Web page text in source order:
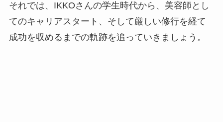
それでは、IKKOさんの学生時代から、美容師とし
てのキャリアスタート、そして厳しい修行を経て
成功を収めるまでの軌跡を追っていきましょう。